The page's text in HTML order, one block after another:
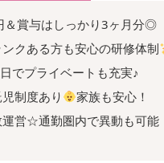
＆賞与はしっかり3ヶ月分◎
クある方も安心の研修体制
でプライベートも充実♪
制度あり
家族も安心！
営☆通勤圏内で異動も可能